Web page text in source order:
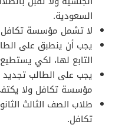
السعودية.
لا تشمل مؤسسة تكافل
يجب أن ينطبق على
التابع لها، لكي
يجب على الطالب
مؤسسة تكافل ولا
طلاب الصف الثالث
تكافل.